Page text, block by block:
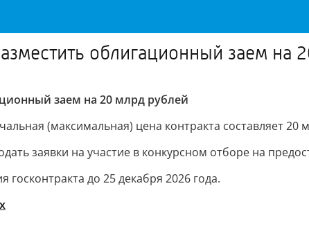
облигационный заем на
заем на 20 млрд рублей
(максимальная) цена контракта составляет 20
заявки на участие в конкурсном отборе на
госконтракта до 25 декабря 2026 года.